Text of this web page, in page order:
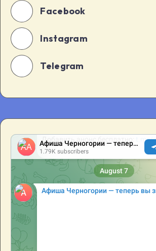
Facebook
Instagram
Telegram